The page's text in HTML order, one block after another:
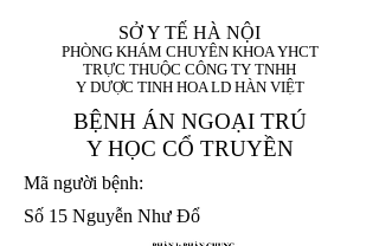
SỞ Y TẾ HÀ NỘI
PHÒNG KHÁM CHUYÊN KHOA YHCT
TRỰC THUỘC CÔNG TY TNHH
Y DƯỢC TINH HOA LD HÀN VIỆT
BỆNH ÁN NGOẠI TRÚ
Y HỌC CỔ TRUYỀN
Mã người bệnh:
Số 15 Nguyễn Như Đổ